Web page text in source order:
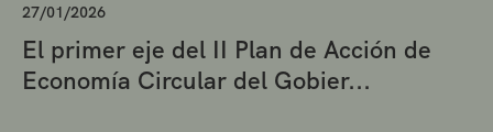
27/01/2026
El primer eje del II Plan de Acción de
Economía Circular del Gobier...